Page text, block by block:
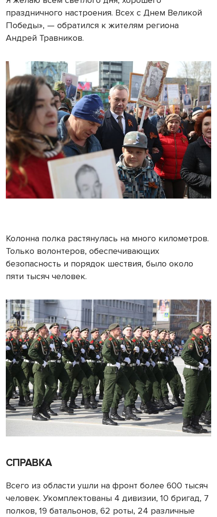
праздничного настроения. Всех с Днем Великой
Победы», — обратился к жителям региона
Андрей Травников.
Колонна полка растянулась на много километров.
Только волонтеров, обеспечивающих
безопасность и порядок шествия, было около
пяти тысяч человек.
СПРАВКА
Всего из области ушли на фронт более 600 тысяч
человек. Укомплектованы 4 дивизии, 10 бригад, 7
полков, 19 батальонов, 62 роты, 24 различные